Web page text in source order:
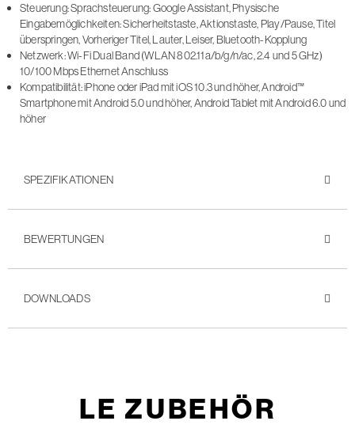
Steuerung: Sprachsteuerung: Google Assistant, Physische
Eingabemöglichkeiten: Sicherheitstaste, Aktionstaste, Play/Pause, Titel
überspringen, Vorheriger Titel, Lauter, Leiser, Bluetooth-Kopplung
Netzwerk: Wi-Fi Dual Band (WLAN 802.11a/b/g/n/ac, 2.4 und 5 GHz)
10/100 Mbps Ethernet Anschluss
Kompatibilität: iPhone oder iPad mit iOS 10.3 und höher, Android™
Smartphone mit Android 5.0 und höher, Android Tablet mit Android 6.0 und
höher
SPEZIFIKATIONEN
BEWERTUNGEN
DOWNLOADS
LE ZUBEHÖR